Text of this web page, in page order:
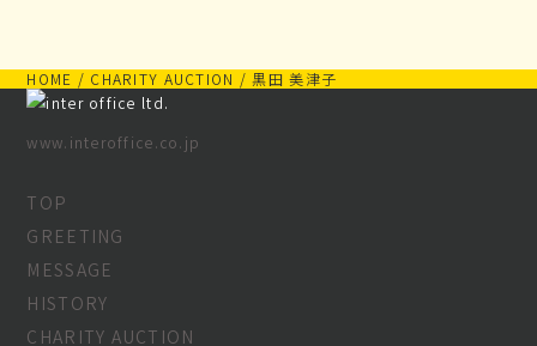
HOME / CHARITY AUCTION /黒田 美津子
www.interoffice.co.jp
TOP
GREETING
MESSAGE
HISTORY
CHARITY AUCTION